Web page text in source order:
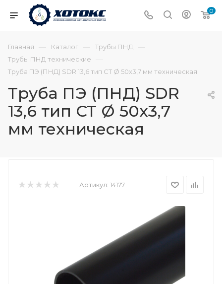
0
Главная — Каталог — Трубы ПНД —
Трубы ПНД технические —
Труба ПЭ (ПНД) SDR 13,6 тип СТ Ø 50х3,7 мм техническая
Труба ПЭ (ПНД) SDR
13,6 тип СТ Ø 50х3,7
мм техническая
Артикул: 14177